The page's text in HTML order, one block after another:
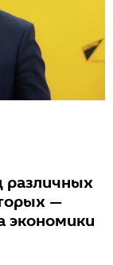
различных
—
экономики